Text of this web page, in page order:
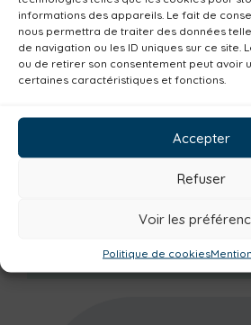
informations des appareils. Le fait de
nous permettra de traiter des données
de navigation ou les ID uniques sur ce site.
ou de retirer son consentement peut avoir
certaines caractéristiques et fonctions.
Accepter
Refuser
Voir les
Politique de cookies
Mobilité
Petite enfance
Plan climat
Alimentation
Economie
Jeunesse Sport
Communes
Consommer
Urbanisme
Magazine